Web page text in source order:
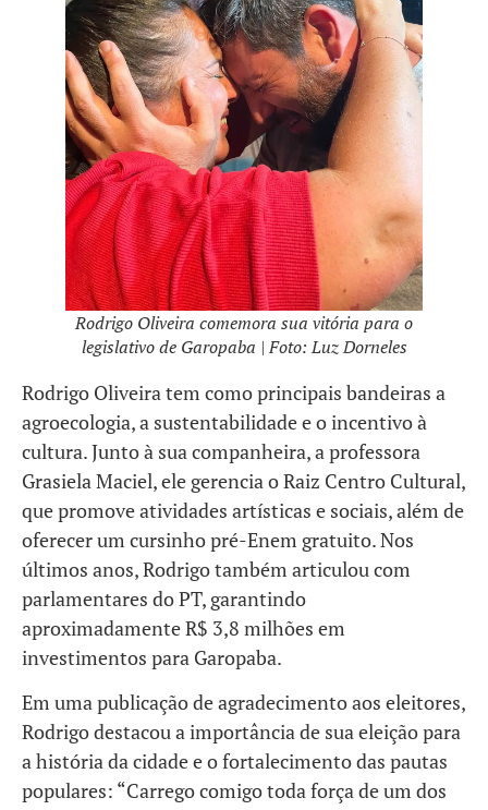
Rodrigo Oliveira comemora sua vitória para o
legislativo de Garopaba | Foto: Luz Dorneles
Rodrigo Oliveira tem como principais bandeiras a
agroecologia, a sustentabilidade e o incentivo à
cultura. Junto à sua companheira, a professora
Grasiela Maciel, ele gerencia o Raiz Centro Cultural,
que promove atividades artísticas e sociais, além de
oferecer um cursinho pré-Enem gratuito. Nos
últimos anos, Rodrigo também articulou com
parlamentares do PT, garantindo
aproximadamente R$ 3,8 milhões em
investimentos para Garopaba.
Em uma publicação de agradecimento aos eleitores,
Rodrigo destacou a importância de sua eleição para
a história da cidade e o fortalecimento das pautas
populares: “Carrego comigo toda força de um dos